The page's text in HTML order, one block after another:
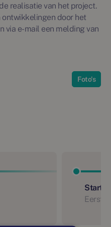
realisatie van het project.
door het
via e-mail een melding van
Foto's
Start
Eerste